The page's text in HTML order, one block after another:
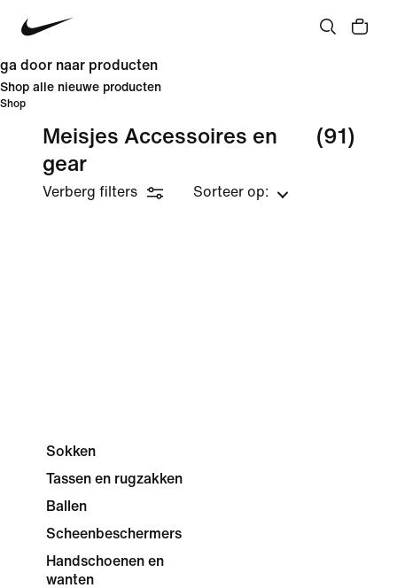
ga door naar producten
Shop alle nieuwe producten
Shop
Meisjes Accessoires en
gear
(91)
Verberg filters Sorteer op:
Sokken
Tassen en rugzakken
Ballen
Scheenbeschermers
Handschoenen en
wanten